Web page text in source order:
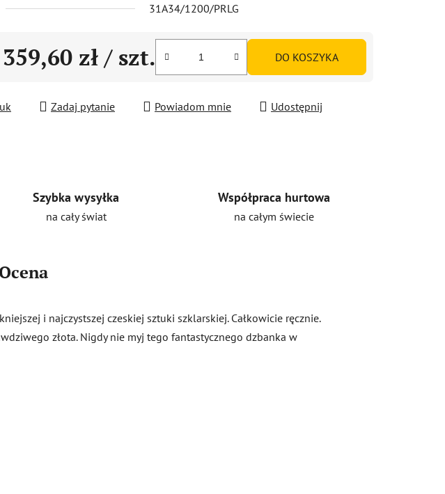
31A34/1200/PRLG
zł / szt. DO KOSZYKA
Zadaj pytanie Powiadom mnie Udostępnij
Szybka wysyłka
na cały świat
Współpraca hurtowa
na całym świecie
Ocena
i najczystszej czeskiej sztuki szklarskiej. Całkowicie ręcznie.
złota. Nigdy nie myj tego fantastycznego dzbanka w